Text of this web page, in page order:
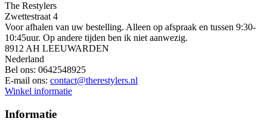
The Restylers
Zwettestraat 4
Voor afhalen van uw bestelling. Alleen op afspraak en tussen 9:30-
10:45uur. Op andere tijden ben ik niet aanwezig.
8912 AH LEEUWARDEN
Nederland
Bel ons: 0642548925
E-mail ons: contact@therestylers.nl
Winkel informatie
Informatie